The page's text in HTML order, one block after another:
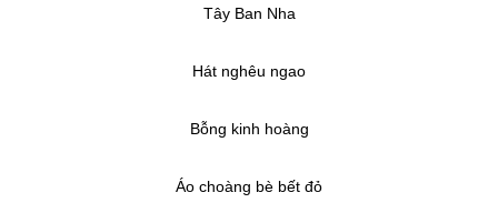
Tây Ban Nha
Hát nghêu ngao
Bỗng kinh hoàng
Áo choàng bè bết đỏ